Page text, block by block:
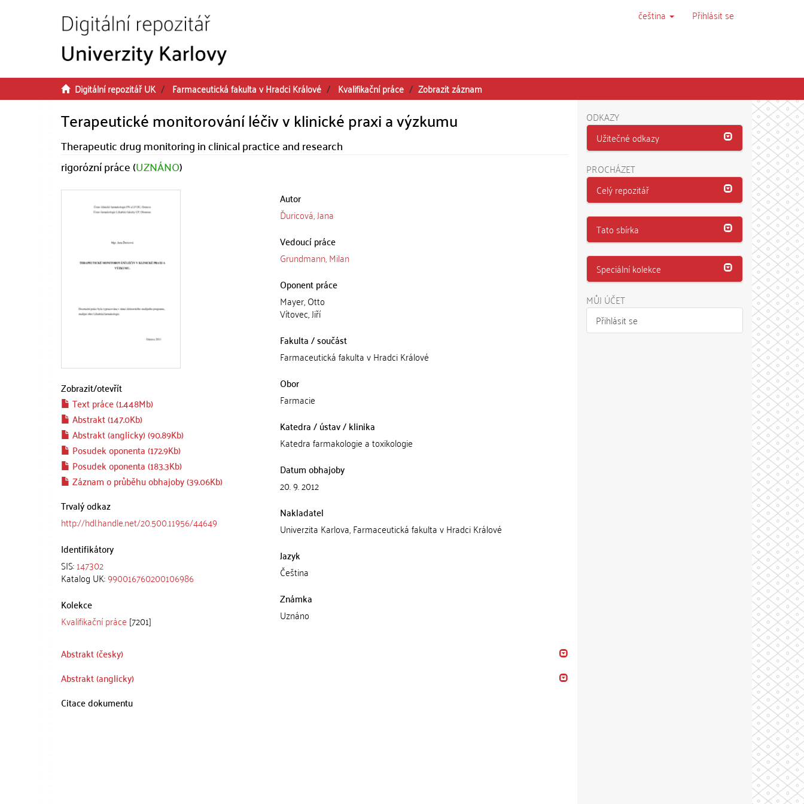
čeština Přihlásit se
Digitální repozitář UK Farmaceutická fakulta v Hradci Králové Kvalifikační práce Zobrazit záznam
Terapeutické monitorování léčiv v klinické praxi a výzkumu
Therapeutic drug monitoring in clinical practice and research
rigorózní práce (UZNÁNO)
Zobrazit/otevřít
Text práce (1.448Mb)
Abstrakt (147.0Kb)
Abstrakt (anglicky) (90.89Kb)
Posudek oponenta (172.9Kb)
Posudek oponenta (183.3Kb)
Záznam o průběhu obhajoby (39.06Kb)
Trvalý odkaz
http://hdl.handle.net/20.500.11956/44649
Identifikátory
SIS:147302
Katalog UK:990016760200106986
Kolekce
Kvalifikační práce [7201]
Autor
Ďuricová, Jana
Vedoucí práce
Grundmann, Milan
Oponent práce
Mayer, Otto
Vítovec, Jiří
Fakulta / součást
Farmaceutická fakulta v Hradci Králové
Obor
Farmacie
Katedra / ústav / klinika
Katedra farmakologie a toxikologie
Datum obhajoby
20. 9. 2012
Nakladatel
Univerzita Karlova, Farmaceutická fakulta v Hradci Králové
Jazyk
Čeština
Známka
Uznáno
Abstrakt (česky)
Abstrakt (anglicky)
Citace dokumentu
ODKAZY
Užitečné odkazy
PROCHÁZET
Celý repozitář
Tato sbírka
Speciální kolekce
MŮJ ÚČET
Přihlásit se